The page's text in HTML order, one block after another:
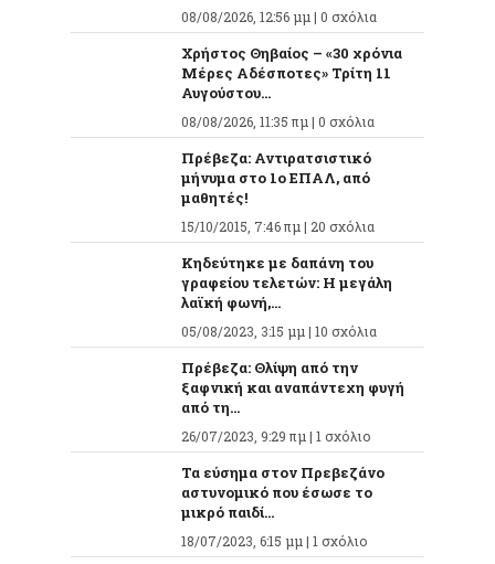
08/08/2026, 12:56 μμ | 0 σχόλια
Χρήστος Θηβαίος – «30 χρόνια
Μέρες Αδέσποτες» Τρίτη 11
Αυγούστου...
08/08/2026, 11:35 πμ | 0 σχόλια
Πρέβεζα: Αντιρατσιστικό
μήνυμα στο 1ο ΕΠΑΛ, από
μαθητές!
15/10/2015, 7:46 πμ | 20 σχόλια
Κηδεύτηκε με δαπάνη του
γραφείου τελετών: Η μεγάλη
λαϊκή φωνή,...
05/08/2023, 3:15 μμ | 10 σχόλια
Πρέβεζα: Θλίψη από την
ξαφνική και αναπάντεχη φυγή
από τη...
26/07/2023, 9:29 πμ | 1 σχόλιο
Τα εύσημα στον Πρεβεζάνο
αστυνομικό που έσωσε το
μικρό παιδί...
18/07/2023, 6:15 μμ | 1 σχόλιο